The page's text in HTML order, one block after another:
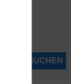
JETZT BUCHEN